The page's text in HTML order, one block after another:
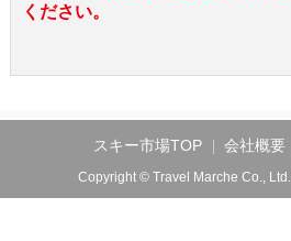
ください。
スキー市場TOP 会社概要
Copyright © Travel Marche Co.,